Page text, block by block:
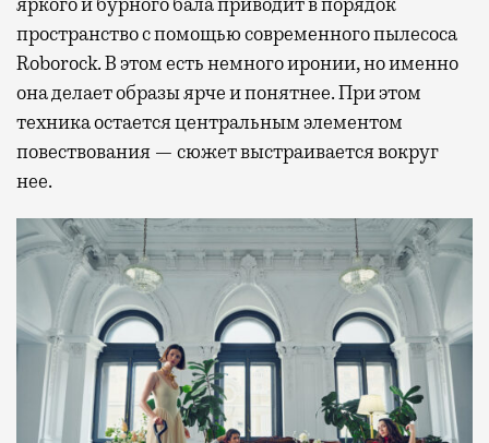
пространство с помощью современного пылесоса
Roborock. В этом есть немного иронии, но именно
она делает образы ярче и понятнее. При этом
техника остается центральным элементом
повествования — сюжет выстраивается вокруг
нее.